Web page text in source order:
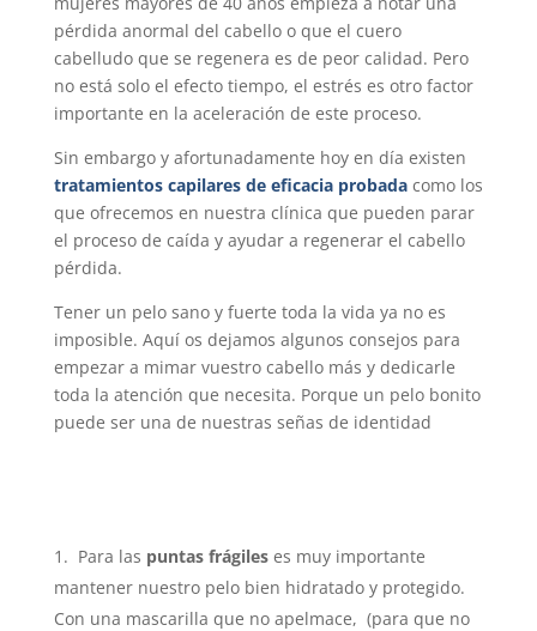
pérdida anormal del cabello o que el cuero
cabelludo que se regenera es de peor calidad. Pero
no está solo el efecto tiempo, el estrés es otro factor
importante en la aceleración de este proceso.
Sin embargo y afortunadamente hoy en día existen
tratamientos capilares de eficacia probadacomo los
que ofrecemos en nuestra clínica que pueden parar
el proceso de caída y ayudar a regenerar el cabello
pérdida.
Tener un pelo sano y fuerte toda la vida ya no es
imposible. Aquí os dejamos algunos consejos para
empezar a mimar vuestro cabello más y dedicarle
toda la atención que necesita. Porque un pelo bonito
puede ser una de nuestras señas de identidad
Para las puntas frágileses muy importante
mantener nuestro pelo bien hidratado y protegido.
Con una mascarilla que no apelmace, (para que no